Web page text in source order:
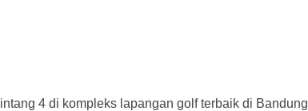
4 di kompleks lapangan golf terbaik di Bandung